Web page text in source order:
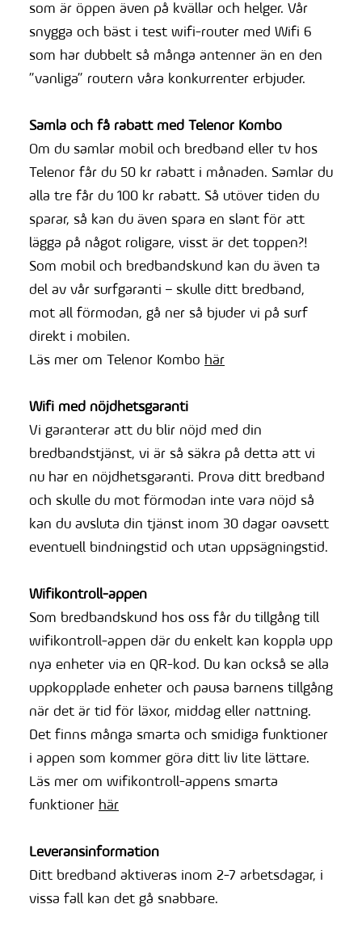
som är öppen även på kvällar och helger. Vår
snygga och bäst i test wifi-router med Wifi 6
som har dubbelt så många antenner än en den
”vanliga” routern våra konkurrenter erbjuder.
Samla och få rabatt med Telenor Kombo
Om du samlar mobil och bredband eller tv hos
Telenor får du 50 kr rabatt i månaden. Samlar du
alla tre får du 100 kr rabatt. Så utöver tiden du
sparar, så kan du även spara en slant för att
lägga på något roligare, visst är det toppen?!
Som mobil och bredbandskund kan du även ta
del av vår surfgaranti – skulle ditt bredband,
mot all förmodan, gå ner så bjuder vi på surf
direkt i mobilen.
Läs mer om Telenor Kombo här
Wifi med nöjdhetsgaranti
Vi garanterar att du blir nöjd med din
bredbandstjänst, vi är så säkra på detta att vi
nu har en nöjdhetsgaranti. Prova ditt bredband
och skulle du mot förmodan inte vara nöjd så
kan du avsluta din tjänst inom 30 dagar oavsett
eventuell bindningstid och utan uppsägningstid.
Wifikontroll-appen
Som bredbandskund hos oss får du tillgång till
wifikontroll-appen där du enkelt kan koppla upp
nya enheter via en QR-kod. Du kan också se alla
uppkopplade enheter och pausa barnens tillgång
när det är tid för läxor, middag eller nattning.
Det finns många smarta och smidiga funktioner
i appen som kommer göra ditt liv lite lättare.
Läs mer om wifikontroll-appens smarta
funktioner här
Leveransinformation
Ditt bredband aktiveras inom 2-7 arbetsdagar, i
vissa fall kan det gå snabbare.